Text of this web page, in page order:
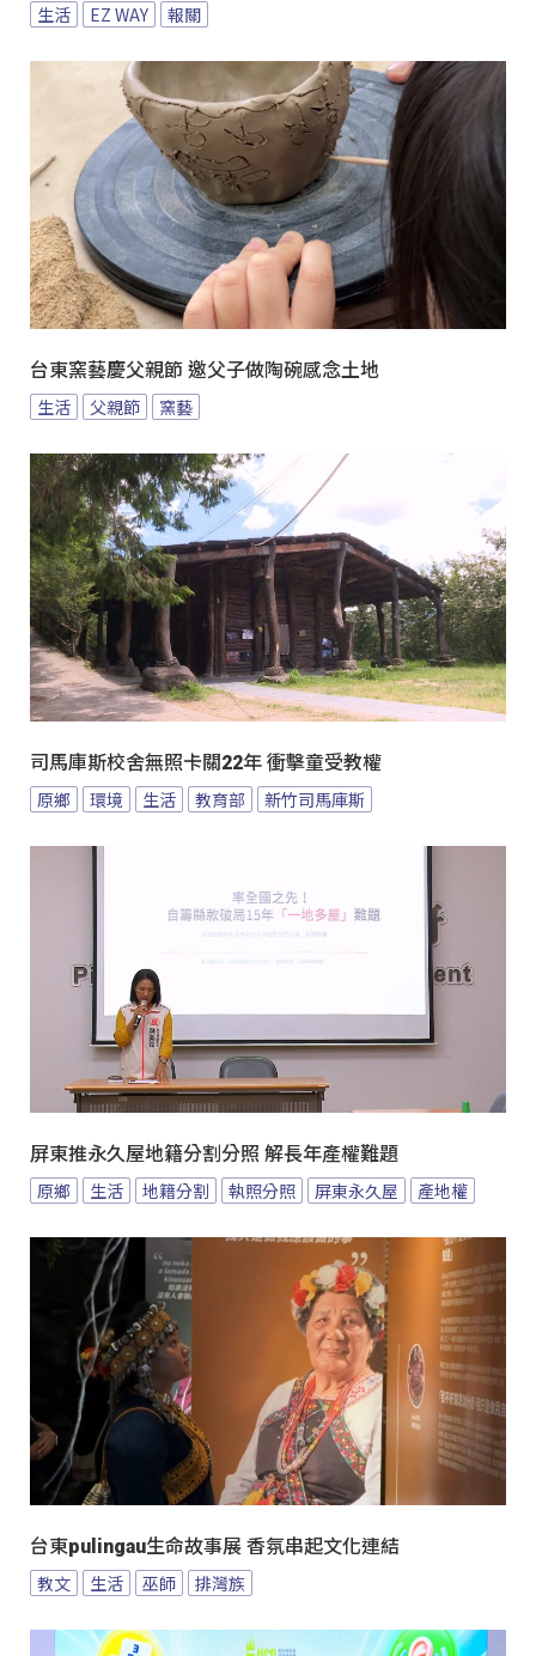
生活 EZ WAY 報關
台東窯藝慶父親節 邀父子做陶碗感念土地
生活 父親節 窯藝
司馬庫斯校舍無照卡關22年 衝擊童受教權
原鄉 環境 生活 教育部 新竹司馬庫斯
屏東推永久屋地籍分割分照 解長年產權難題
原鄉 生活 地籍分割 執照分照 屏東永久屋 產地權
台東pulingau生命故事展 香氛串起文化連結
教文 生活 巫師 排灣族